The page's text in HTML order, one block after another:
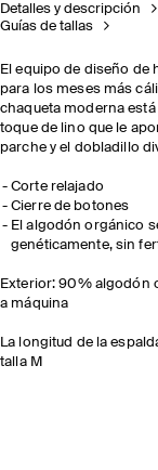
Detalles y descripción
Guías de tallas
El equipo de diseño de
para los meses más
chaqueta moderna
toque de lino que le
parche y el dobladillo
Corte relajado
Cierre de botones
El algodón orgánico
genéticamente, sin
Exterior: 90% algodón
a máquina
La longitud de la
talla M